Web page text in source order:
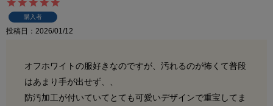
購入者
投稿日 2026/01/12
オフホワイトの服好きなのですが、汚れるのが怖くて普段
はあまり手が出せず、、
防汚加工が付いていてとても可愛いデザインで重宝してま